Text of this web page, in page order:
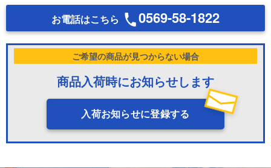
お電話はこちら 0569-58-1822
ご希望の商品が見つからない場合
商品入荷時にお知らせします
入荷お知らせに登録する